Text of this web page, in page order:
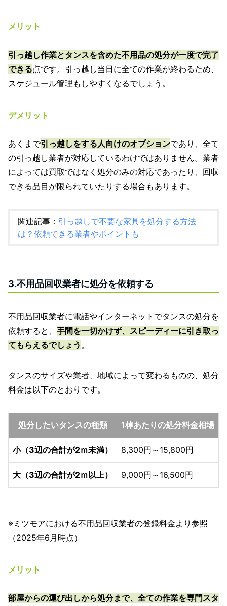
メリット
引っ越し作業とタンスを含めた不用品の処分が一度で完了
できる点です。引っ越し当日に全ての作業が終わるため、
スケジュール管理もしやすくなるでしょう。
デメリット
あくまで引っ越しをする人向けのオプションであり、全て
の引っ越し業者が対応しているわけではありません。業者
によっては買取ではなく処分のみの対応であったり、回収
できる品目が限られていたりする場合もあります。
関連記事： 引っ越しで不要な家具を処分する方法
は？依頼できる業者やポイントも
3.不用品回収業者に処分を依頼する
不用品回収業者に電話やインターネットでタンスの処分を
依頼すると、 手間を一切かけず、スピーディーに引き取っ
てもらえるでしょう 。
タンスのサイズや業者、地域によって変わるものの、処分
料金は以下のとおりです。
処分したいタンスの種類 1棹あたりの処分料金相場
小（3辺の合計が2ｍ未満） 8,300円～15,800円
大（3辺の合計が2ｍ以上） 9,000円～16,500円
※ミツモアにおける不用品回収業者の登録料金より参照
（2025年6月時点）
メリット
部屋からの運び出しから処分まで、全ての作業を専門スタ